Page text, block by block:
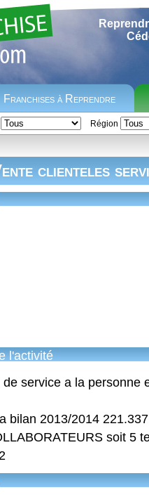
Franchises à Reprendre
Région
clienteles
l'activité
service a la personne
bilan 2013/2014
soit 5